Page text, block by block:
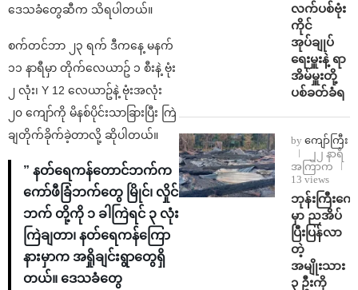
ဒေသခံတွေဆီက သိရပါတယ်။
စက်တင်ဘာ ၂၃ ရက် ဒီကနေ့ မနက်
၁၁ နာရီမှာ တိုက်လေယာဥ် ၁ စီးနဲ့ ဗုံး
၂ လုံး၊ Y 12 လေယာဥ်နဲ့ ဗုံးအလုံး
၂၀ ကျော်ကို မိနစ်ပိုင်းသာခြားပြီး ကြဲ
ချတိုက်ခိုက်ခဲ့တာလို့ ဆိုပါတယ်။
” နတ်ရေကန်တောင်ဘက်က
ကော်ဖီခြံဘက်တွေ မြိုင်၊ လှိုင်
ဘက် တို့ကို ၁ ခါကြဲရင် ၃ လုံး
ကြဲချတာ၊ နတ်ရေကန်ကြော
နားမှာက အရှိုချင်းရွာတွေရှိ
တယ်။ ဒေသခံတွေ
လက်ပစ်ဗုံး
ကိုင်
အုပ်ချုပ်
ရေးမှူးနဲ့ ရာ
အိမ်မှူးတို့
ပစ်ခတ်ခံရ
by ကျော်ကြီး
၂၂ နာရီ
အကြာက
13 views
ဘုန်းကြီးကျ
မှာ ညအိပ်
ပြီးပြန်လာ
တဲ့
အမျိုးသား
၃ ဦးကို